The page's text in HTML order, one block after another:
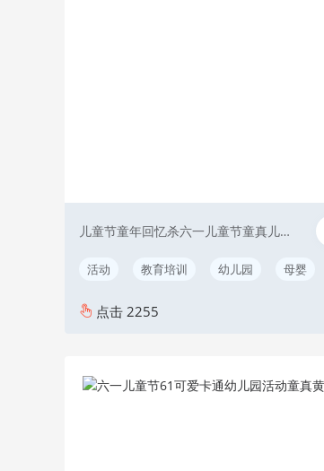
儿童节童年回忆杀六一儿童节童真儿童节日活动
活动 教育培训 幼儿园 母婴
点击 2255